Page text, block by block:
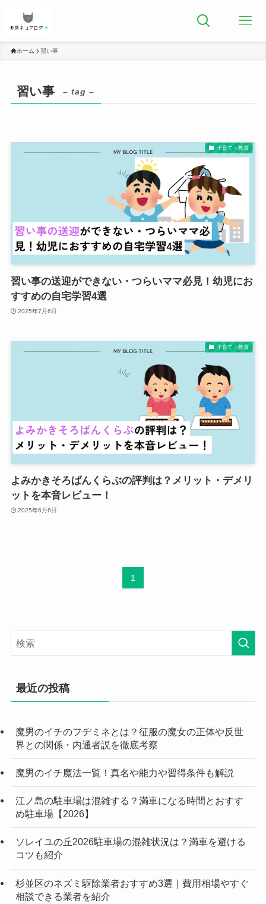
ホーム 習い事
習い事 – tag –
子育て・教育
習い事の送迎ができない・つらいママ必見！幼児にお
すすめの自宅学習4選
2025年7月6日
子育て・教育
よみかきそろばんくらぶの評判は？メリット・デメリ
ットを本音レビュー！
2025年6月6日
1
最近の投稿
魔男のイチのフヂミネとは？征服の魔女の正体や反世
界との関係・内通者説を徹底考察
魔男のイチ魔法一覧！真名や能力や習得条件も解説
江ノ島の駐車場は混雑する？満車になる時間とおすす
め駐車場【2026】
ソレイユの丘2026駐車場の混雑状況は？満車を避ける
コツも紹介
杉並区のネズミ駆除業者おすすめ3選｜費用相場やすぐ
相談できる業者を紹介